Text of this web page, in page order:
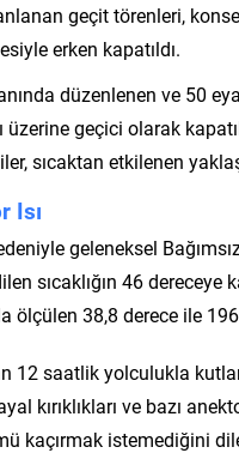
geçit törenleri,
erken kapatıldı.
düzenlenen ve 50
üzerine geçici olarak
sıcaktan etkilenen
Isı
geleneksel
sıcaklığın 46 dereceye
ölçülen 38,8 derece ile
12 saatlik yolculukla
kırıklıkları ve bazı
kaçırmak istemediğini